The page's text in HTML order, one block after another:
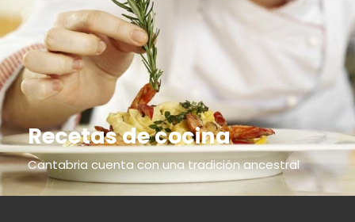
Recetas de cocina
Cantabria cuenta con una tradición ancestral